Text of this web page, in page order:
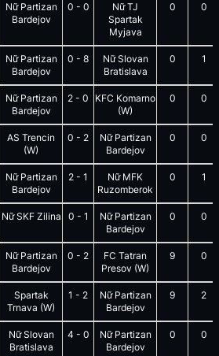
Nữ Partizan
Bardejov
0 - 0
Nữ TJ
Spartak
Myjava
0 0
Nữ Partizan
Bardejov
0 - 8
Nữ Slovan
Bratislava
0 1
Nữ Partizan
Bardejov
2 - 0
KFC Komarno
(W)
0 0
AS Trencin
(W)
0 - 2
Nữ Partizan
Bardejov
0 0
Nữ Partizan
Bardejov
2 - 1
Nữ MFK
Ruzomberok
0 1
Nữ SKF Zilina 0 - 1
Nữ Partizan
Bardejov
0 0
Nữ Partizan
Bardejov
0 - 2
FC Tatran
Presov (W)
9 0
Spartak
Trnava (W)
1 - 2
Nữ Partizan
Bardejov
9 2
Nữ Slovan
Bratislava
4 - 0
Nữ Partizan
Bardejov
0 0